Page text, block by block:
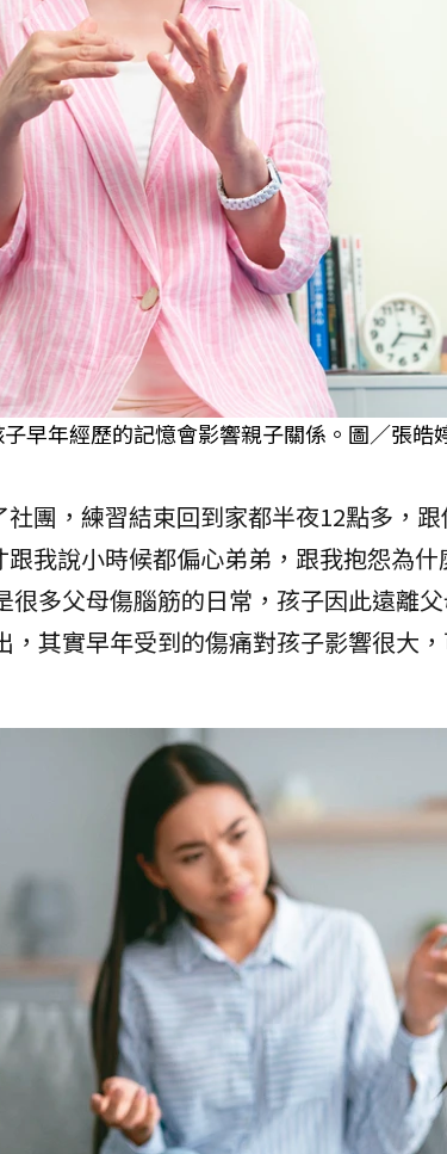
早年經歷的記憶會影響親子關係。圖／張皓
社團，練習結束回到家都半夜12點多，
跟我說小時候都偏心弟弟，跟我抱怨為
很多父母傷腦筋的日常，孩子因此遠離
，其實早年受到的傷痛對孩子影響很大